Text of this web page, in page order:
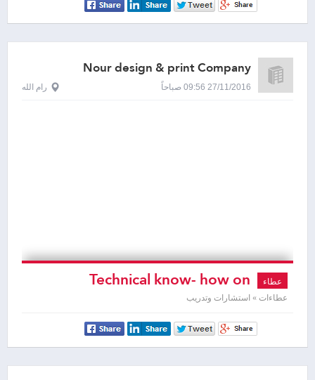
Nour design & print Company
27/11/2016 09:56 صباحاً رام الله
عطاء Technical know- how on
(producing pharmaceutical boxes; the
“offset printing” machine and the
“folder gluer” machine)
عطاءات » استشارات وتدريب